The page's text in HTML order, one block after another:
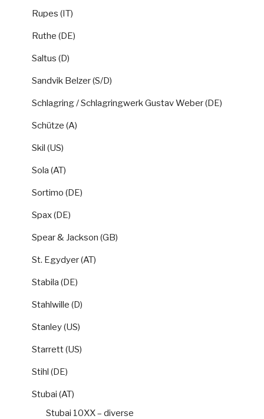
Rupes (IT)
Ruthe (DE)
Saltus (D)
Sandvik Belzer (S/D)
Schlagring / Schlagringwerk Gustav Weber (DE)
Schütze (A)
Skil (US)
Sola (AT)
Sortimo (DE)
Spax (DE)
Spear & Jackson (GB)
St. Egydyer (AT)
Stabila (DE)
Stahlwille (D)
Stanley (US)
Starrett (US)
Stihl (DE)
Stubai (AT)
Stubai 10XX – diverse